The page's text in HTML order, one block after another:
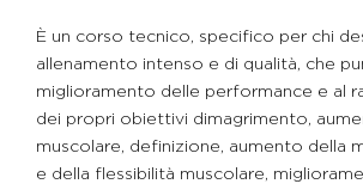
È un corso tecnico, specifico per chi
allenamento intenso e di qualità, che
miglioramento delle performance e al
dei propri obiettivi dimagrimento,
muscolare, definizione, aumento della
e della flessibilità muscolare,